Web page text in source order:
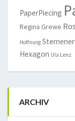
PaperPiecing
Regina Grewe
Hoffnung
Hexagon Ula Lenz
ARCHIV